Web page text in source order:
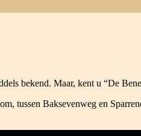
bekend. Maar, kent u “De
tussen Baksevenweg en